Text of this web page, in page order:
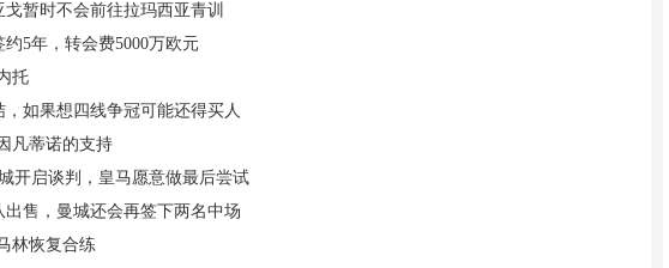
暂时不会前往拉玛西亚青训
5年，转会费5000万欧元
托
如果想四线争冠可能还得买人
凡蒂诺的支持
开启谈判，皇马愿意做最后尝试
售，曼城还会再签下两名中场
林恢复合练